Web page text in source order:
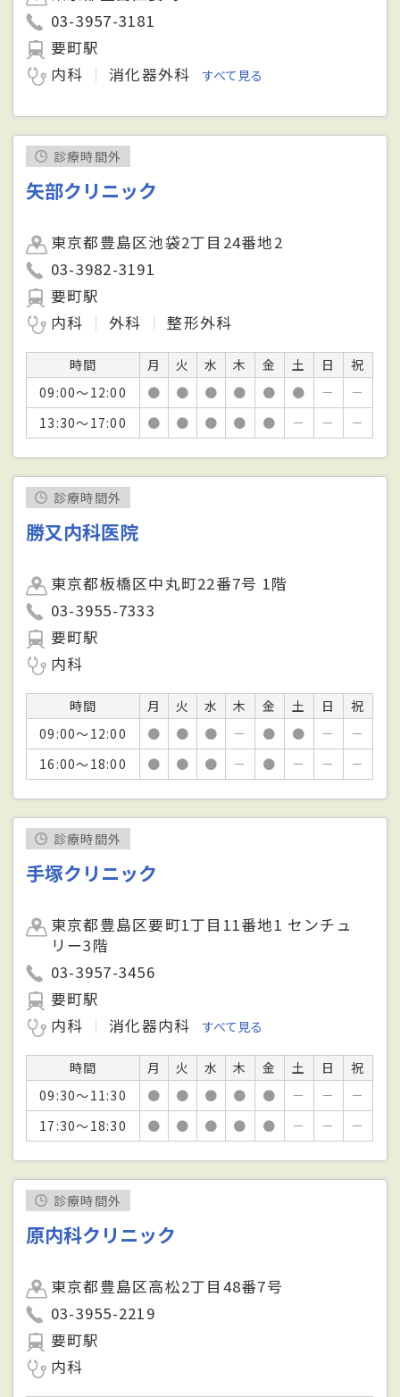
03-3957-3181
要町駅
内科
消化器外科 すべて見る
診療時間外
矢部クリニック
東京都豊島区池袋2丁目24番地2
03-3982-3191
要町駅
内科
外科 整形外科
時間 月 火 水 木 金 土 日
祝
09:00～12:00
● ● ● ● ● ● －
－
13:30～17:00
● ● ● ● ● － － －
診療時間外
勝又内科医院
東京都板橋区中丸町22番7号 1階
03-3955-7333
要町駅
内科
時間 月 火 水 木 金 土 日
祝
09:00～12:00
● ● ● － ● ● －
－
16:00～18:00
● ● ● － ● － － －
診療時間外
手塚クリニック
東京都豊島区要町1丁目11番地1 センチュ
リー3階
03-3957-3456
要町駅
内科
消化器内科 すべて見る
時間 月 火 水 木 金 土 日
祝
09:30～11:30
● ● ● ● ● － －
－
17:30～18:30
● ● ● ● ● － － －
診療時間外
原内科クリニック
東京都豊島区高松2丁目48番7号
03-3955-2219
要町駅
内科